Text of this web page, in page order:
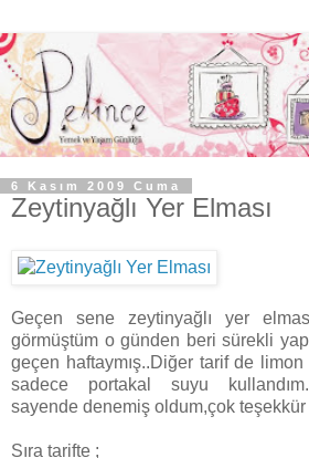
6 Kasım 2009 Cuma
Zeytinyağlı Yer Elması
Geçen sene zeytinyağlı yer
görmüştüm o günden beri sürekli
geçen haftaymış..Diğer tarif de
sadece portakal suyu
sayende denemiş oldum,çok teşekkür
Sıra tarifte ;